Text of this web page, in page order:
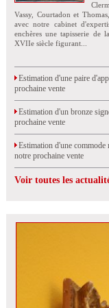
Vassy, Courtadon et
avec notre cabinet
enchères une tapisserie de
XVIIe siècle figurant...
Estimation d'une paire
prochaine vente
Estimation d'un bronze
prochaine vente
Estimation d'une commode
notre prochaine vente
Voir toutes les